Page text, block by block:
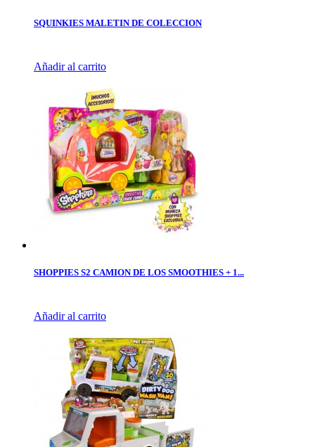
SQUINKIES MALETIN DE COLECCION
Añadir al carrito
SHOPPIES S2 CAMION DE LOS SMOOTHIES + 1...
Añadir al carrito